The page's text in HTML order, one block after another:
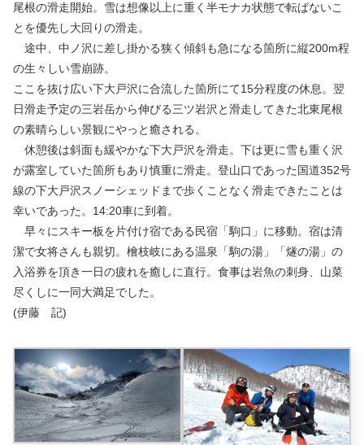
尾根の滑走開始。雪は想像以上に重く半モナカ状態で転ばないこ
とを優先し大回りの滑走。
途中、中ノ沢に差し掛かる狭く傾斜も急になる箇所に縦200m程
の生々しい雪崩跡。
ここを抜け広い下大戸沢に合流した箇所にて15分程度の休息。翌
日滑走予定の三岩岳から伸びる三ツ岩沢と滑走してきた北東尾根
の素晴らしい景観にやっと癒される。
休憩後は斜面も緩やかな下大戸沢を滑走。下は更に雪も重く沢
が露室していた箇所もあり慎重に滑走。登山口であった国道352号
線の下大戸沢スノーシェッドまで歩くことなく滑走できたことは
幸いであった。14:20車に到着。
早々にスキー板を片付け宿である民宿「駒口」に移動。宿は清
潔で女将さんも親切。檜枝岐にある温泉「駒の湯」「燧の湯」の
入浴券を頂き一日の疲れを癒しに直行。食事は岩魚の刺身、山菜
尽くしに一同大満足でした。
(伊藤 記)